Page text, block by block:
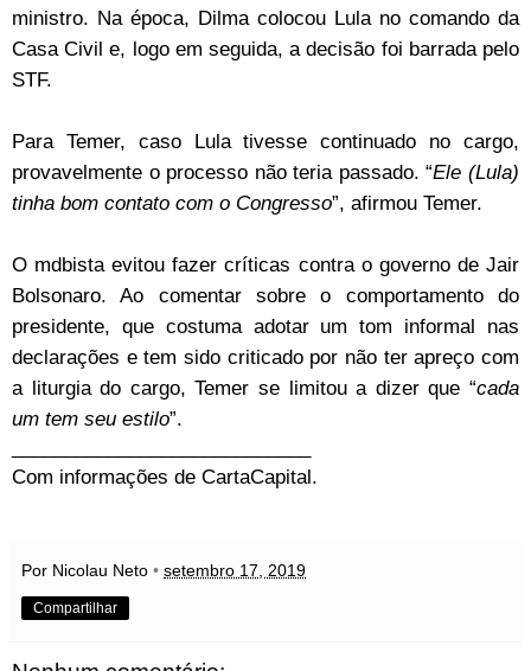
ministro. Na época, Dilma colocou Lula no comando da
Casa Civil e, logo em seguida, a decisão foi barrada pelo
STF.
Para Temer, caso Lula tivesse continuado no cargo,
provavelmente o processo não teria passado. “Ele (Lula)
tinha bom contato com o Congresso”, afirmou Temer.
O mdbista evitou fazer críticas contra o governo de Jair
Bolsonaro. Ao comentar sobre o comportamento do
presidente, que costuma adotar um tom informal nas
declarações e tem sido criticado por não ter apreço com
a liturgia do cargo, Temer se limitou a dizer que “cada
um tem seu estilo”.
Com informações de CartaCapital.
Por Nicolau Neto • setembro 17, 2019
Compartilhar